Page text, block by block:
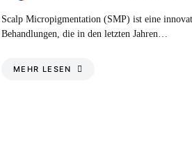
Scalp Micropigmentation (SMP) ist eine
Behandlungen, die in den letzten Jahren…
MEHR LESEN